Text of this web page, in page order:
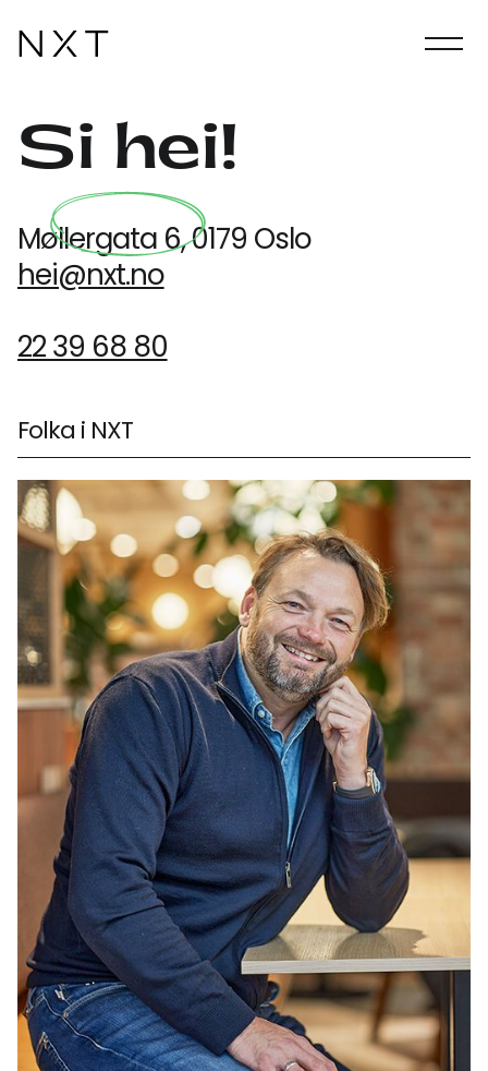
Si hei!
Møllergata 6, 0179 Oslo
hei@nxt.no
22 39 68 80
Folka i NXT